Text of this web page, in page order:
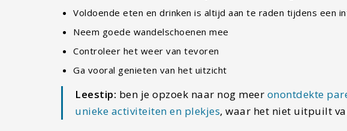
Voldoende eten en drinken is altijd aan te raden tijdens een
Neem goede wandelschoenen mee
Controleer het weer van tevoren
Ga vooral genieten van het uitzicht
Leestip: ben je opzoek naar nog meer onontdekte
unieke activiteiten en plekjes, waar het niet uitpuilt